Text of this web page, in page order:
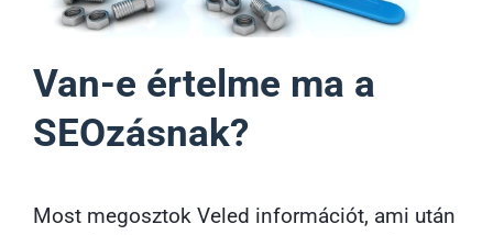
Van-e értelme ma a
SEOzásnak?
Most megosztok Veled információt, ami után